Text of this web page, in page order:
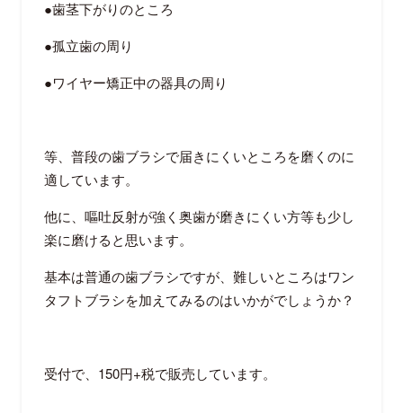
●歯茎下がりのところ
●孤立歯の周り
●ワイヤー矯正中の器具の周り
等、普段の歯ブラシで届きにくいところを磨くのに
適しています。
他に、嘔吐反射が強く奥歯が磨きにくい方等も少し
楽に磨けると思います。
基本は普通の歯ブラシですが、難しいところはワン
タフトブラシを加えてみるのはいかがでしょうか？
受付で、150円+税で販売しています。